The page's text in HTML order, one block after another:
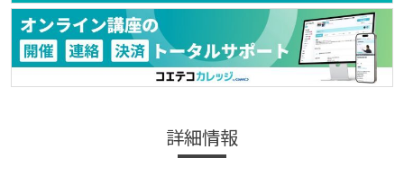
詳細情報